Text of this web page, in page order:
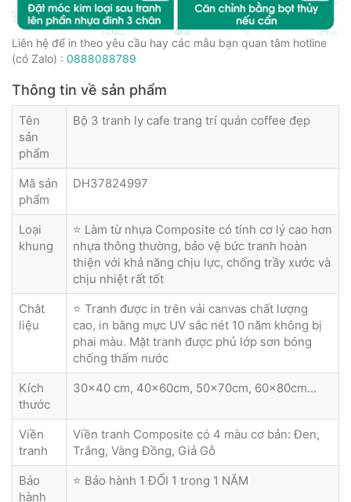
Liên hệ để in theo yêu cầu hay các mẫu bạn quan tâm hotline
(có Zalo) : 0888088789
Thông tin về sản phẩm
Tên
sản
phẩm
Bộ 3 tranh ly cafe trang trí quán coffee đẹp
Mã sản
phẩm
DH37824997
Loại
khung
⭐ Làm từ nhựa Composite có tính cơ lý cao hơn
nhựa thông thường, bảo vệ bức tranh hoàn
thiện với khả năng chịu lực, chống trầy xước và
chịu nhiệt rất tốt
Chât
liệu
⭐ Tranh được in trên vải canvas chất lượng
cao, in bằng mực UV sắc nét 10 năm không bị
phai màu. Mặt tranh được phủ lớp sơn bóng
chống thấm nước
Kích
thước
30x40 cm, 40x60cm, 50x70cm, 60x80cm...
Viền
tranh
Viền tranh Composite có 4 màu cơ bản: Đen,
Trắng, Vàng Đồng, Giả Gỗ
Bảo
hành
⭐ Bảo hành 1 ĐỔI 1 trong 1 NĂM